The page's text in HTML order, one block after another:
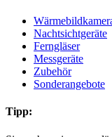
Nachtsichtgeräte
Ferngläser
Messgeräte
Zubehör
Sonderangebote
Tipp: